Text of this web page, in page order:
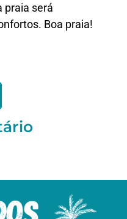
praia será
Boa praia!